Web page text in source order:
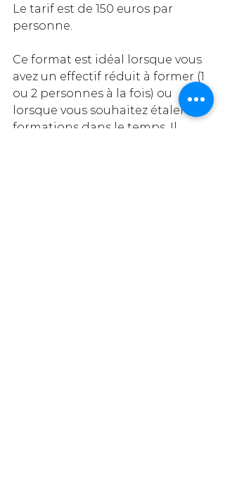
Le tarif est de 150 euros par
personne.
Ce format est idéal lorsque vous
avez un effectif réduit à former (1
ou 2 personnes à la fois) ou
lorsque vous souhaitez étaler les
formations dans le temps. Il